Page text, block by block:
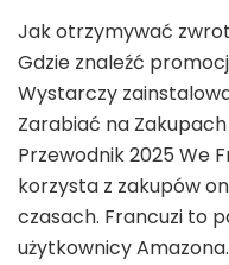
Zarabiać
na
Zakupach
we
Francji
–
Przewodnik
Jak otrzymywać
Gdzie znaleźć
Wystarczy
Zarabiać na
Przewodnik 2025 We
korzysta z zakupów
czasach. Francuzi to
użytkownicy